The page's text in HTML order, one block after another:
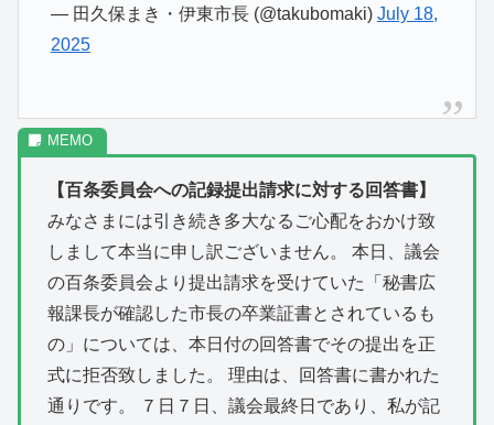
— 田久保まき・伊東市長 (@takubomaki) July 18,
2025
【百条委員会への記録提出請求に対する回答書】
みなさまには引き続き多大なるご心配をおかけ致
しまして本当に申し訳ございません。 本日、議会
の百条委員会より提出請求を受けていた「秘書広
報課長が確認した市長の卒業証書とされているも
の」については、本日付の回答書でその提出を正
式に拒否致しました。 理由は、回答書に書かれた
通りです。 ７日７日、議会最終日であり、私が記